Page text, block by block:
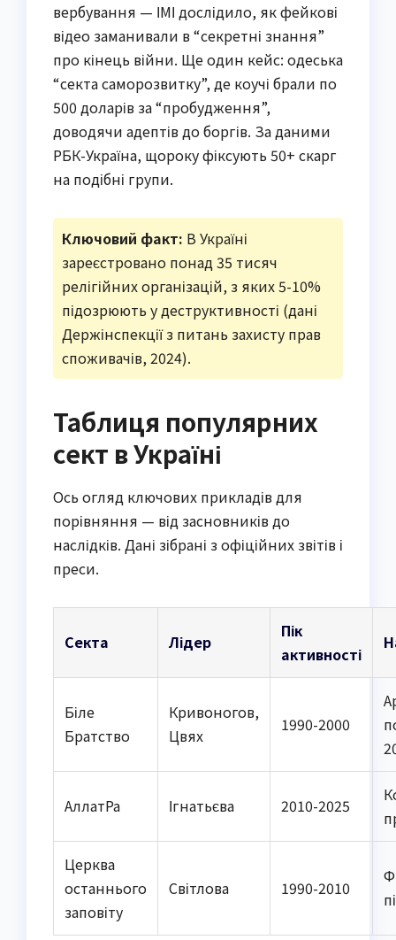
вербування — ІМІ дослідило, як фейкові
відео заманивали в “секретні знання”
про кінець війни. Ще один кейс: одеська
“секта саморозвитку”, де коучі брали по
500 доларів за “пробудження”,
доводячи адептів до боргів. За даними
РБК-Україна, щороку фіксують 50+ скарг
на подібні групи.
Ключовий факт: В Україні
зареєстровано понад 35 тисяч
релігійних організацій, з яких 5-10%
підозрюють у деструктивності (дані
Держінспекції з питань захисту прав
споживачів, 2024).
Таблиця популярних
сект в Україні
Ось огляд ключових прикладів для
порівняння — від засновників до
наслідків. Дані зібрані з офіційних звітів і
преси.
Секта Лідер
Пік
активності
Біле
Братство
Кривоногов,
Цвях
1990-2000
АллатРа Ігнатьєва 2010-2025
Церква
останнього
заповіту
Світлова 1990-2010